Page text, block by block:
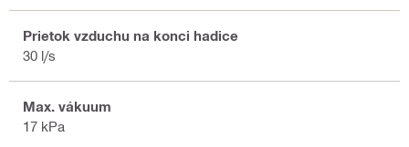
Prietok vzduchu na konci hadice
30 l/s
Max. vákuum
17 kPa